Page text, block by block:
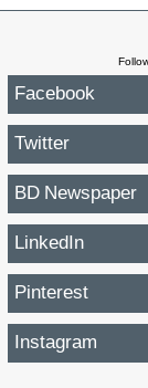
Facebook
Twitter
BD Newspaper
LinkedIn
Pinterest
Instagram